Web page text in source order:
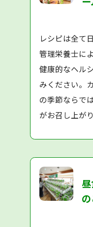
レシピは全て
管理栄養士に
健康的なヘル
みください。
の季節ならで
がお召し上が
の